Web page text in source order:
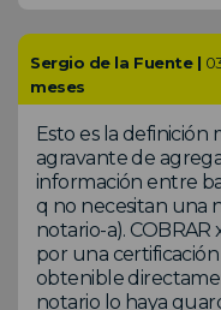
Sergio de la Fuente |
meses
Esto es la definición
agravante de
información entre
q no necesitan una
notario-a). COBRAR
por una
obtenible
notario lo haya